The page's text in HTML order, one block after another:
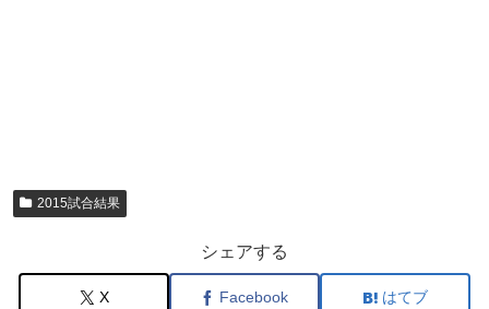
2015試合結果
シェアする
X Facebook はてブ